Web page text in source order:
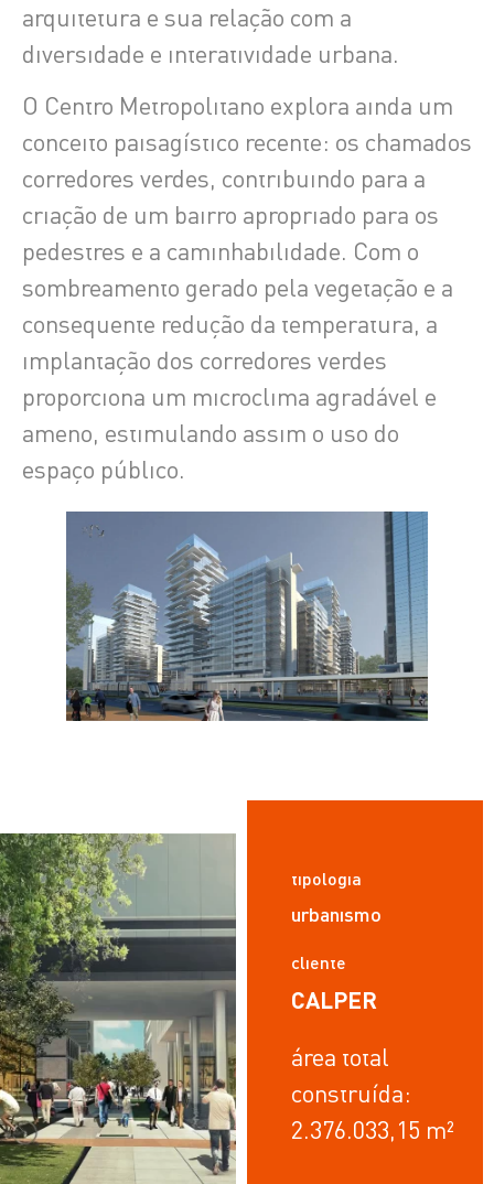
arquitetura e sua relação com a
diversidade e interatividade urbana.
O Centro Metropolitano explora ainda um
conceito paisagístico recente: os chamados
corredores verdes, contribuindo para a
criação de um bairro apropriado para os
pedestres e a caminhabilidade. Com o
sombreamento gerado pela vegetação e a
consequente redução da temperatura, a
implantação dos corredores verdes
proporciona um microclima agradável e
ameno, estimulando assim o uso do
espaço público.
tipologia
urbanismo
cliente
CALPER
área total
construída:
2.376.033,15 m²